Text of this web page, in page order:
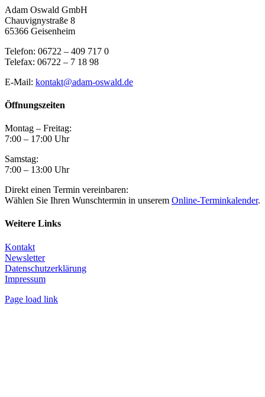
Adam Oswald GmbH
Chauvignystraße 8
65366 Geisenheim
Telefon: 06722 – 409 717 0
Telefax: 06722 – 7 18 98
E-Mail: kontakt@adam-oswald.de
Öffnungszeiten
Montag – Freitag:
7:00 – 17:00 Uhr
Samstag:
7:00 – 13:00 Uhr
Direkt einen Termin vereinbaren:
Wählen Sie Ihren Wunschtermin in unserem Online-Terminkalender.
Weitere Links
Kontakt
Newsletter
Datenschutzerklärung
Impressum
Page load link